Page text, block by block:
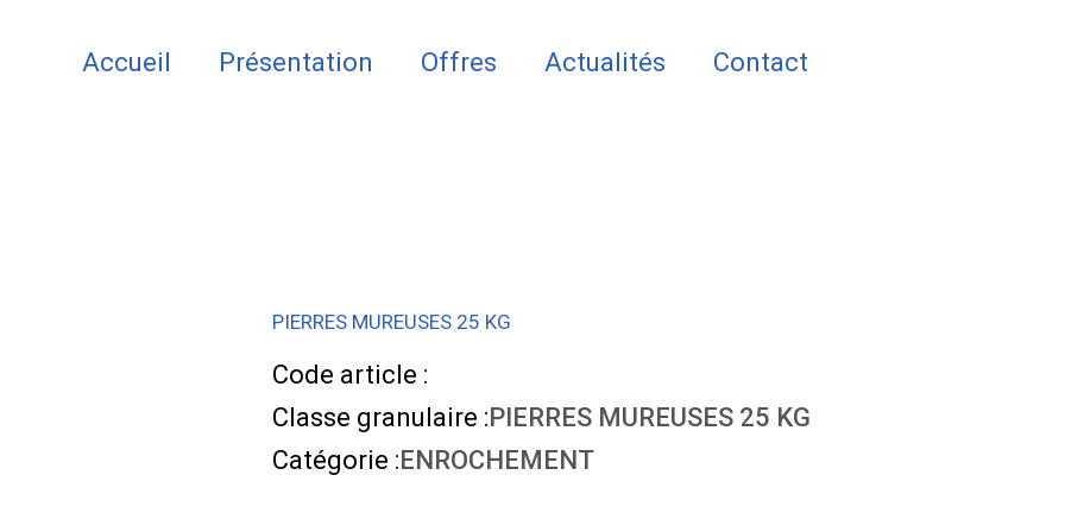
Accueil Présentation Offres Actualités Contact
PIERRES MUREUSES 25 KG
Code article :
Classe granulaire :PIERRES MUREUSES 25 KG
Catégorie :ENROCHEMENT